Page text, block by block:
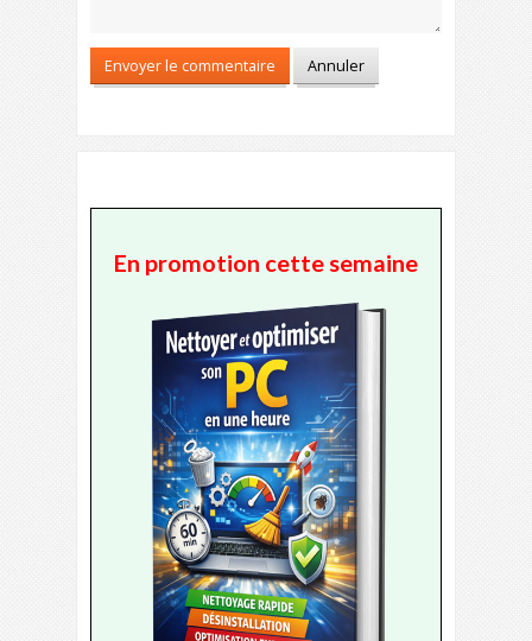
En promotion cette semaine